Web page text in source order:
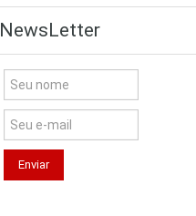
NewsLetter